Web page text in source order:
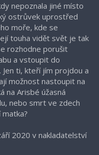
nepoznala jiné místo
ostrůvek uprostřed
moře, kde se
touha vidět svět je tak
rozhodne porušit
a vstoupit do
Jen ti, kteří jím projdou a
možnost nastoupit na
na Arisbé úžasná
nebo smrt ve zdech
2020 v nakladatelství